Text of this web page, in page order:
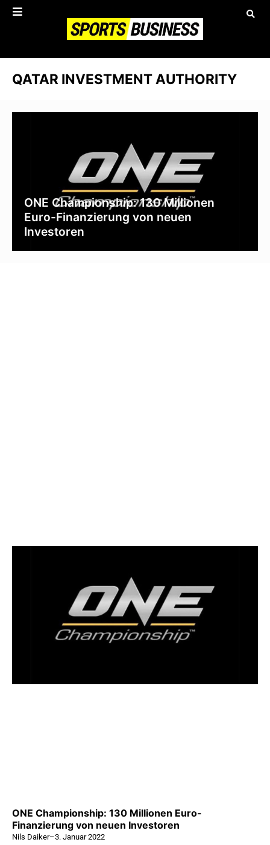
QATAR INVESTMENT AUTHORITY
ONE Championship: 130 Millionen
Euro-Finanzierung von neuen
Investoren
ONE Championship: 130 Millionen Euro-
Finanzierung von neuen Investoren
Nils Daiker–3. Januar 2022